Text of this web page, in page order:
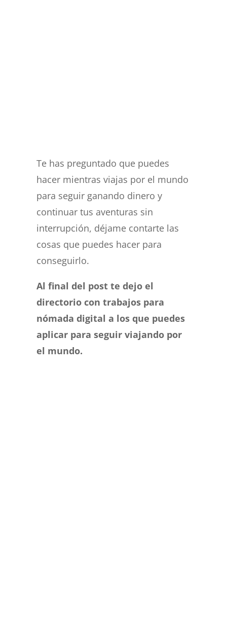
Te has preguntado que puedes
hacer mientras viajas por el mundo
para seguir ganando dinero y
continuar tus aventuras sin
interrupción, déjame contarte las
cosas que puedes hacer para
conseguirlo.
Al final del post te dejo el
directorio con trabajos para
nómada digital a los que puedes
aplicar para seguir viajando por
el mundo.